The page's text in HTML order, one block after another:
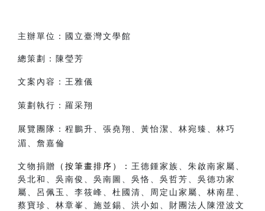
主辦單位：國立臺灣文學館
總策劃：陳瑩芳
文案內容：王雅儀
策劃執行：羅采翔
展覽團隊：程鵬升、張堯翔、黃怡潔、林宛臻、林巧
湄、詹嘉倫
文物捐贈 （按筆畫排序） ： 王德鍾家族、朱啟南家屬、
吳北和、吳南俊、吳南圖、吳恪、吳哲芳、吳德功家
屬、呂佩玉、李筱峰、杜國清、周定山家屬、林南星、
蔡寶珍、林章峯、施並錫、洪小如、財團法人陳澄波文